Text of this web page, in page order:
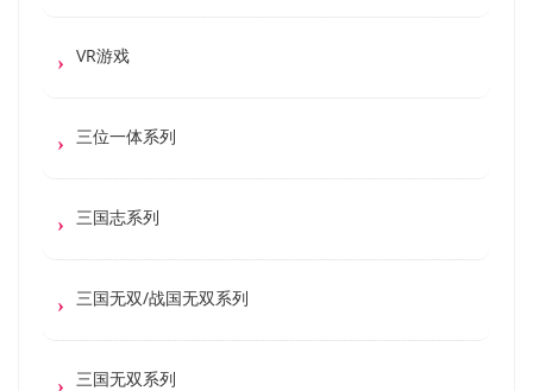
VR游戏
三位一体系列
三国志系列
三国无双/战国无双系列
三国无双系列